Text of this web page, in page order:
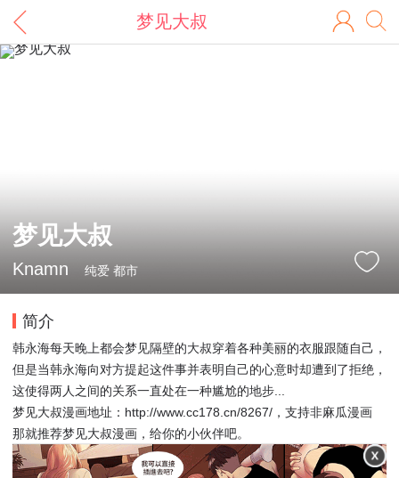
梦见大叔
梦见大叔
Knamn 纯爱 都市
简介
韩永海每天晚上都会梦见隔壁的大叔穿着各种美丽的衣服跟随自己，
但是当韩永海向对方提起这件事并表明自己的心意时却遭到了拒绝，
这使得两人之间的关系一直处在一种尴尬的地步...
梦见大叔漫画地址：http://www.cc178.cn/8267/，支持非麻瓜漫画
那就推荐梦见大叔漫画，给你的小伙伴吧。